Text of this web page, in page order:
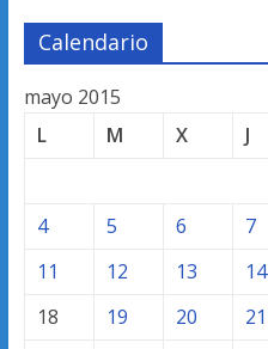
Calendario
mayo 2015
L
M X J
4
5 6 7
11
12 13 14
18
19 20 21